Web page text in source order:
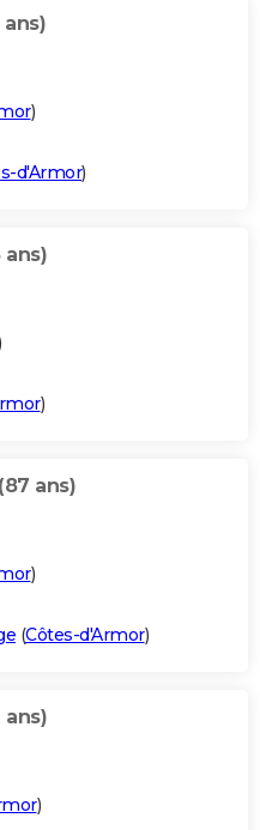
ans)
)
d'Armor)
ans)
)
(87 ans)
)
(Côtes-d'Armor)
ans)
)